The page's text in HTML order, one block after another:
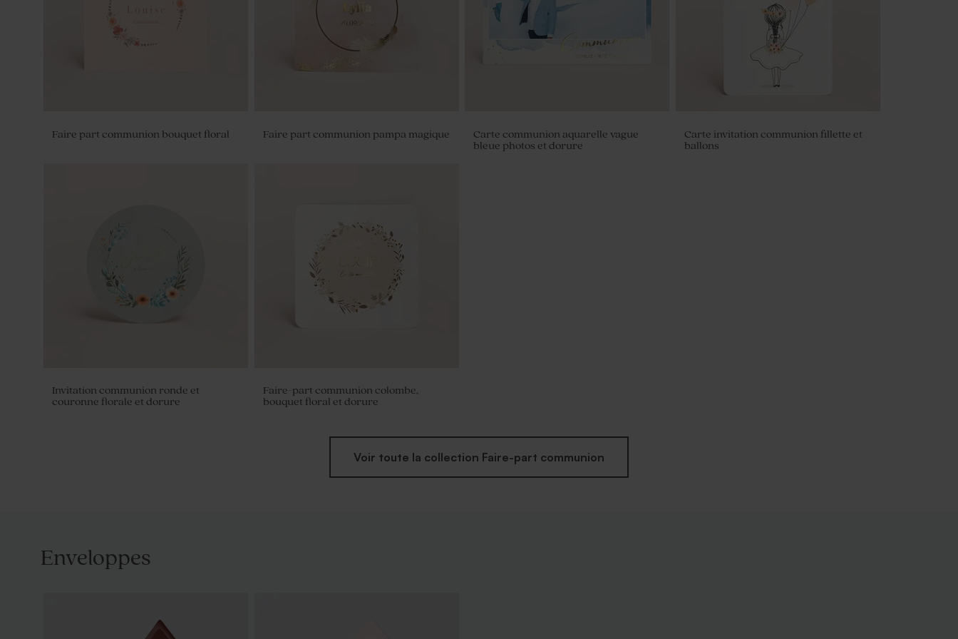
Tube à bulles communion rose
Diffuseur de parfum communion en
Faire part communion bouquet floral Faire part communion pampa magique
Carte communion aquarelle vague
bleue photos et dorure
Carte invitation communion fillette et
ballons
Invitation communion ronde et
couronne florale et dorure
Faire-part communion colombe,
bouquet floral et dorure
Voir toute la collection Faire-part communion
Enveloppes